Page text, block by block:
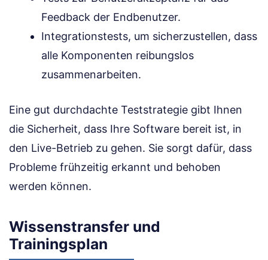
Feedback der Endbenutzer.
Integrationstests, um sicherzustellen, dass
alle Komponenten reibungslos
zusammenarbeiten.
Eine gut durchdachte Teststrategie gibt Ihnen
die Sicherheit, dass Ihre Software bereit ist, in
den Live-Betrieb zu gehen. Sie sorgt dafür, dass
Probleme frühzeitig erkannt und behoben
werden können.
Wissenstransfer und
Trainingsplan